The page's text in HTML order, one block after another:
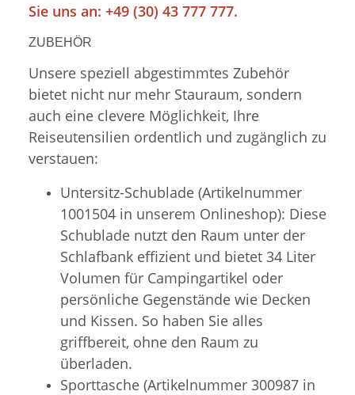
Sie uns an: +49 (30) 43 777 777.
ZUBEHÖR
Unsere speziell abgestimmtes Zubehör
bietet nicht nur mehr Stauraum, sondern
auch eine clevere Möglichkeit, Ihre
Reiseutensilien ordentlich und zugänglich zu
verstauen:
Untersitz-Schublade (Artikelnummer
1001504 in unserem Onlineshop): Diese
Schublade nutzt den Raum unter der
Schlafbank effizient und bietet 34 Liter
Volumen für Campingartikel oder
persönliche Gegenstände wie Decken
und Kissen. So haben Sie alles
griffbereit, ohne den Raum zu
überladen.
Sporttasche (Artikelnummer 300987 in